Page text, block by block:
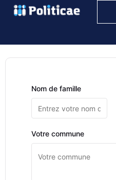
Student
Nom de famille
Votre commune